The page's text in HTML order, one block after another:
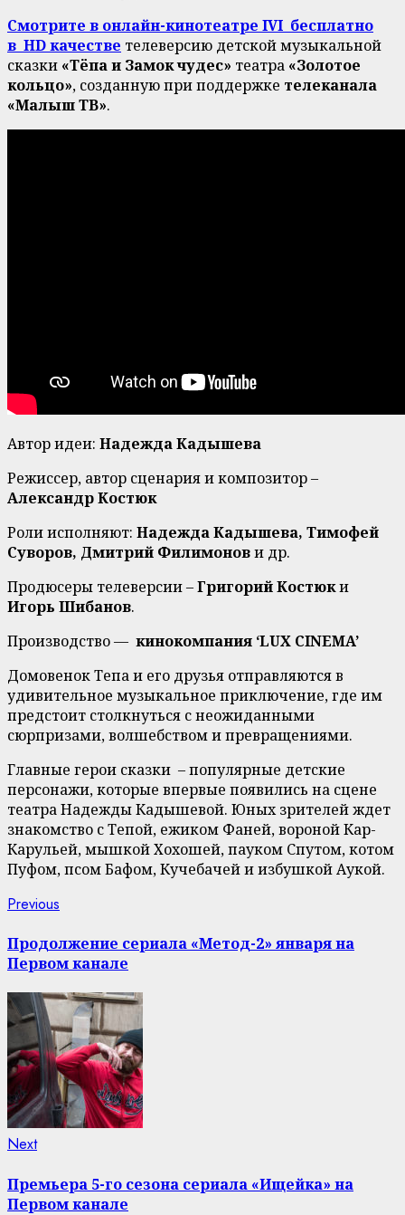
Смотрите в онлайн-кинотеатре IVI бесплатно
в HD качестве телеверсию детской музыкальной
сказки «Тёпа и Замок чудес» театра «Золотое
кольцо», созданную при поддержке телеканала
«Малыш ТВ».
Автор идеи: Надежда Кадышева
Режиссер, автор сценария и композитор –
Александр Костюк
Роли исполняют: Надежда Кадышева, Тимофей
Суворов, Дмитрий Филимонови др.
Продюсеры телеверсии –Григорий Костюки
Игорь Шибанов.
Производство — кинокомпания ‘LUX CINEMA’
Домовенок Тепа и его друзья отправляются в
удивительное музыкальное приключение, где им
предстоит столкнуться с неожиданными
сюрпризами, волшебством и превращениями.
Главные герои сказки – популярные детские
персонажи, которые впервые появились на сцене
театра Надежды Кадышевой. Юных зрителей ждет
знакомство с Тепой, ежиком Фаней, вороной Кар-
Карульей, мышкой Хохошей, пауком Спутом, котом
Пуфом, псом Бафом, Кучебачей и избушкой Аукой.
Continue
Reading
Previous
Продолжение сериала «Метод-2» января на
Первом канале
NextNext
Премьера 5-го сезона сериала «Ищейка» на
Первом канале